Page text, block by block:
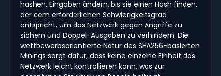
hashen, Eingaben ändern, bis sie einen Hash finden,
der dem erforderlichen Schwierigkeitsgrad
entspricht, um das Netzwerk gegen Angriffe zu
sichern und Doppel-Ausgaben zu verhindern. Die
wettbewerbsorientierte Natur des SHA256-basierten
Minings sorgt dafür, dass keine einzelne Einheit das
Netzwerk leicht kontrollieren kann, was zur